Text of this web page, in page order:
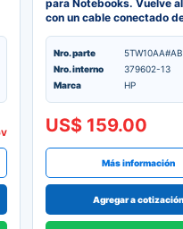
para Notebooks. Vuelve
con un cable conectado
pantallas, dispositivos y
alámbrica gracias a la
elegante y compacta base
C G5. La base es
notebooks de marcas
Apple, Dell, Lenovo, así
otros fabricantes.
Nro. parte
Nro. interno
379602-13
Marca
HP
US$ 159.00
Más información
Agregar a cotización